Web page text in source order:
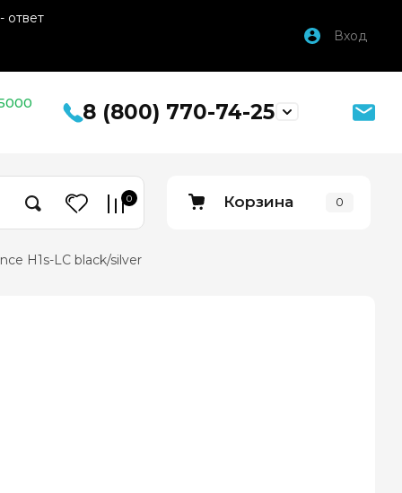
ответ
Вход
8 (800) 770-74-25
0 Корзина 0
H1s-LС black/silver